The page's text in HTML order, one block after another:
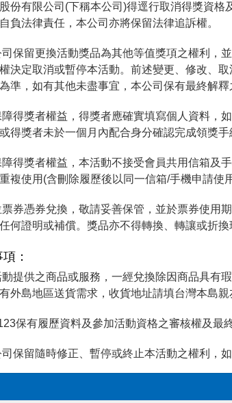
份有限公司(下稱本公司)得逕行取消得獎資
負法律責任，本公司亦將保留法律追訴權。
保留更換活動獎品為其他等值獎項之權利，
決定取消或暫停本活動。前述變更、修改、
準，如有其他未盡事宜，本公司保有最終解釋
得獎者權益，得獎者應確實填寫個人資料，
得獎者未於一個月內配合身分確認完成領獎
得獎者權益，本活動不接受會員共用信箱及
複使用(含刪除履歷後以同一信箱/手機申請
券憑券兌換，敬請妥善保管，並於票券使用
何證明或補償。獎品亦不得轉換、轉讓或折換
：
提供之商品或服務，一經兌換除因商品具有
外島地區送貨需求，收貨地址請填台灣本島親
保有履歷資料及參加活動資格之審核權及最
保留隨時修正、暫停或終止本活動之權利，